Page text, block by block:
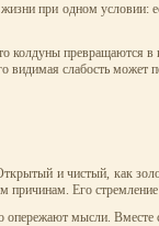
при одном
колдуны превращаются
видимая слабость может
и чистый, как
причинам. Его
опережают мысли.